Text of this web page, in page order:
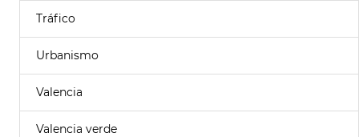
Tráfico
Urbanismo
Valencia
Valencia verde